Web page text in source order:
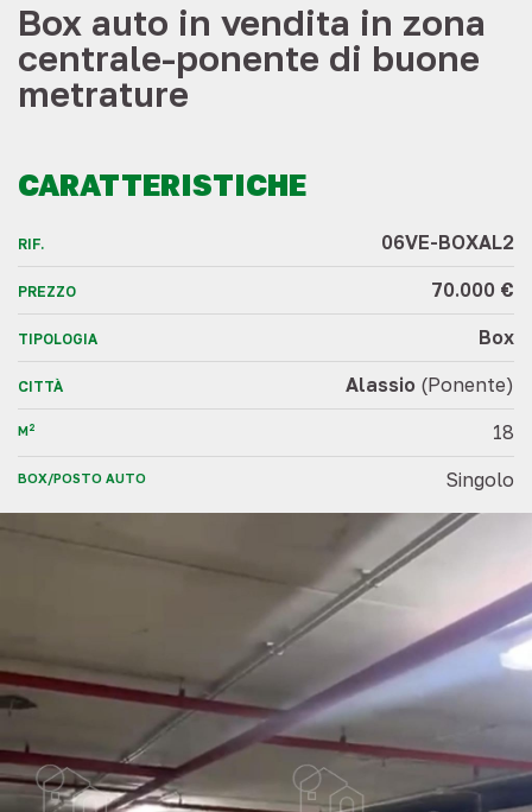
Box auto in vendita in zona
centrale-ponente di buone
metrature
CARATTERISTICHE
RIF. 06VE-BOXAL2
PREZZO 70.000 €
TIPOLOGIA Box
CITTÀ Alassio (Ponente)
M2 18
BOX/POSTO AUTO Singolo